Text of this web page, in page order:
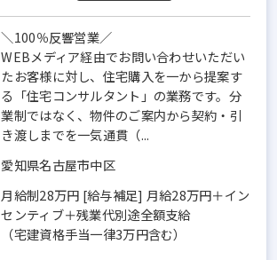
＼100％反響営業／
WEBメディア経由でお問い合わせいただい
たお客様に対し、住宅購入を一から提案す
る「住宅コンサルタント」の業務です。分
業制ではなく、物件のご案内から契約・引
き渡しまでを一気通貫（...
愛知県名古屋市中区
月給制28万円 [給与補足] 月給28万円＋イン
センティブ＋残業代別途全額支給
（宅建資格手当一律3万円含む）